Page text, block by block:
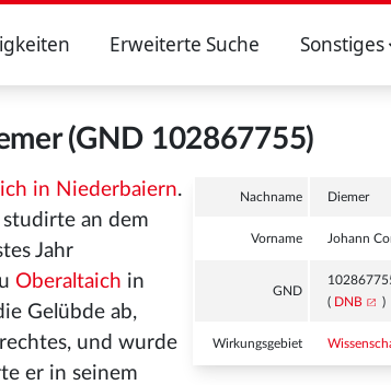
Erweiterte Suche Sonstiges
(GND 102867755)
Nachname Diemer
Vorname Johann
GND
( DNB )
Wirkungsgebiet
in Niederbaiern.
an dem
Jahr
Oberaltaich in
Gelübde ab,
und wurde
er in seinem